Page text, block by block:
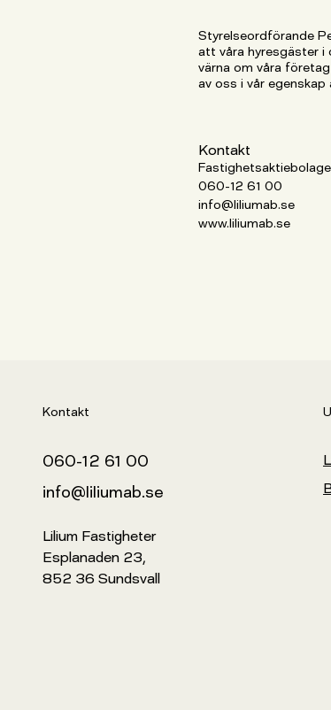
Styrelseordförande
att våra hyresgäster i
värna om våra
av oss i vår
Kontakt
060-12 61 00
info@liliumab.se
www.liliumab.se
Kontakt
060-12 61 00
info@liliumab.se
Lilium Fastigheter
Esplanaden 23,
852 36 Sundsvall